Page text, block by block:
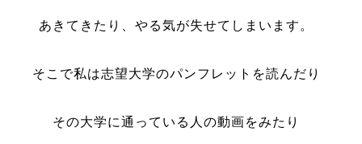
あきてきたり、やる気が失せてしまいます。
そこで私は志望大学のパンフレットを読んだり
その大学に通っている人の動画をみたり